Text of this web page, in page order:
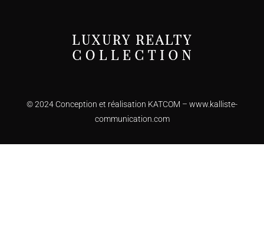
© 2024 Conception et réalisation KATCOM – www.kalliste-
communication.com